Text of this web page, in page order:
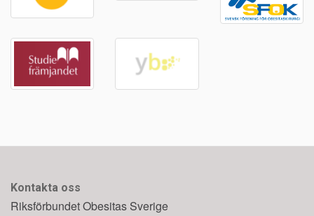
Kontakta oss
Riksförbundet Obesitas Sverige